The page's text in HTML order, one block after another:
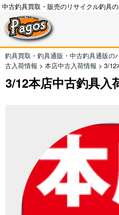
中古釣具買取・販売のリサイクル釣具
釣具買取・釣具通販・中古釣具通販の
古入荷情報 > 本店中古入荷情報 > 3/12
3/12本店中古釣具入